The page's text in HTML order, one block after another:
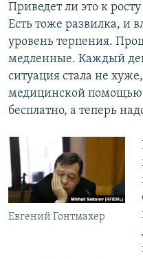
Приведет ли это к
Есть тоже развилка, и
уровень терпения.
медленные. Каждый
ситуация стала не
медицинской помощью
бесплатно, а теперь
Евгений Гонтмахер